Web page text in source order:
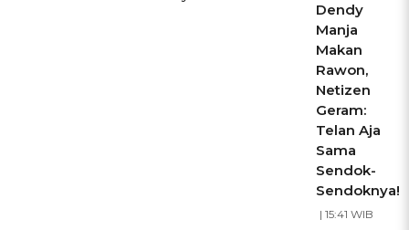
Dendy
Manja
Makan
Rawon,
Netizen
Geram:
Telan Aja
Sama
Sendok-
Sendoknya!
| 15:41 WIB